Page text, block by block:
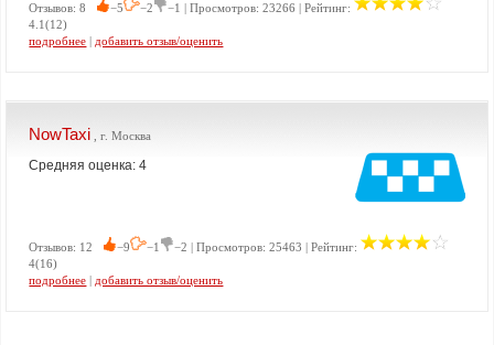
Отзывов: 8 −5 −2
−1 | Просмотров: 23266 | Рейтинг:
4.1(12)
подробнее | добавить отзыв/оценить
NowTaxi , г. Москва
Средняя оценка: 4
Отзывов: 12 −9 −1
−2 | Просмотров: 25463 | Рейтинг:
4(16)
подробнее | добавить отзыв/оценить